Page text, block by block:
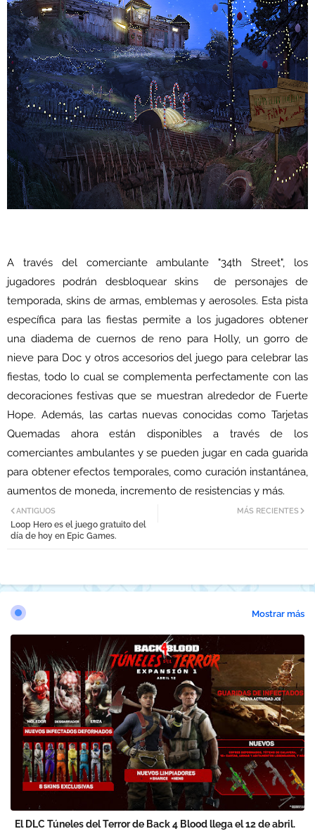
A través del comerciante ambulante "34th Street", los
jugadores podrán desbloquear skins de personajes de
temporada, skins de armas, emblemas y aerosoles. Esta pista
específica para las fiestas permite a los jugadores obtener
una diadema de cuernos de reno para Holly, un gorro de
nieve para Doc y otros accesorios del juego para celebrar las
fiestas, todo lo cual se complementa perfectamente con las
decoraciones festivas que se muestran alrededor de Fuerte
Hope. Además, las cartas nuevas conocidas como Tarjetas
Quemadas ahora están disponibles a través de los
comerciantes ambulantes y se pueden jugar en cada guarida
para obtener efectos temporales, como curación instantánea,
aumentos de moneda, incremento de resistencias y más.
MÁS RECIENTES
ANTIGUOS
Loop Hero es el juego gratuito del
día de hoy en Epic Games.
Mostrar más
El DLC Túneles del Terror de Back 4 Blood llega el 12 de abril.